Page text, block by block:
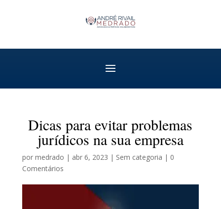
Dicas para evitar problemas
jurídicos na sua empresa
por medrado | abr 6, 2023 | Sem categoria | 0
Comentários